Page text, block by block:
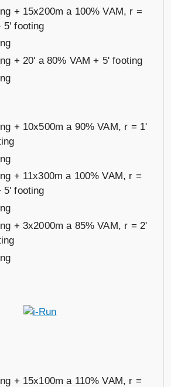
+ 15x200m a 100% VAM, r =
5' footing
+ 20' a 80% VAM + 5' footing
+ 10x500m a 90% VAM, r = 1'
+ 11x300m a 100% VAM, r =
5' footing
+ 3x2000m a 85% VAM, r = 2'
+ 15x100m a 110% VAM, r =